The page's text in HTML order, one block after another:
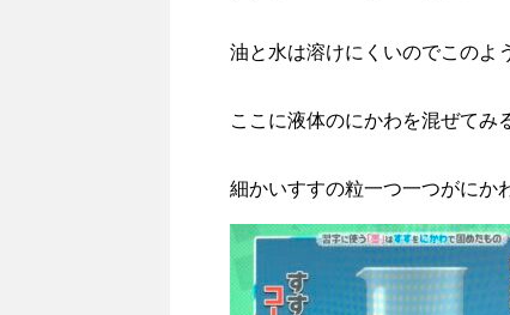
油と水は溶けにくいのでこのよ
ここに液体のにかわを混ぜてみ
細かいすすの粒一つ一つがにか